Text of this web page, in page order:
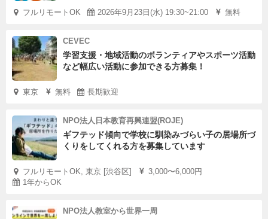
フルリモートOK 2026年9月23日(水) 19:30~21:00 無料
CEVEC
学習支援・地域活動のボランティアやスポーツ活動
など幅広い活動に参加できる方募集！
東京 無料 長期歓迎
NPO法人日本教育再興連盟(ROJE)
ギフテッド傾向で学校に馴染みづらい子の居場所づ
くりをしてくれる方を募集しています
フルリモートOK, 東京 [渋谷区]
3,000〜6,000円
1年からOK
NPO法人教室から世界一周